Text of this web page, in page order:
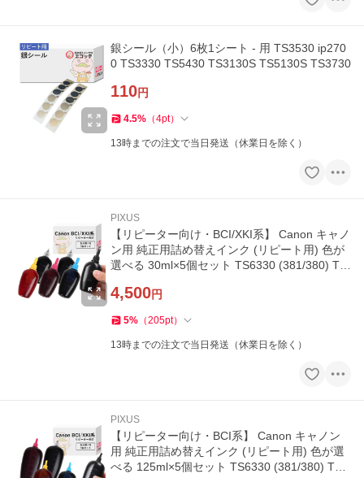
銀シール（小）6枚1シート - 用 TS3530 ip270
0 TS3330 TS5430 TS3130S TS5130S TS3730
110円
4.5% （4pt）
13時までの注文で当日発送（休業日を除く）
PIXUS
【リピーター向け・BCI/XKI系】 Canon キャノ
ン用 純正用詰め替えインク (リピート用) 色が
選べる 30ml×5個セット TS6330 (381/380) TS
4,500円
5% （205pt）
13時までの注文で当日発送（休業日を除く）
PIXUS
【リピーター向け・BCI系】 Canon キャノン
用 純正用詰め替えインク (リピート用) 色が選
べる 125ml×5個セット TS6330 (381/380) TS9